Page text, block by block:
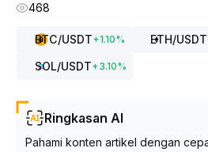
468
BTC/USDT+1.10% ETH/USDT
SOL/USDT+3.10%
Ringkasan AI
Pahami konten artikel dengan